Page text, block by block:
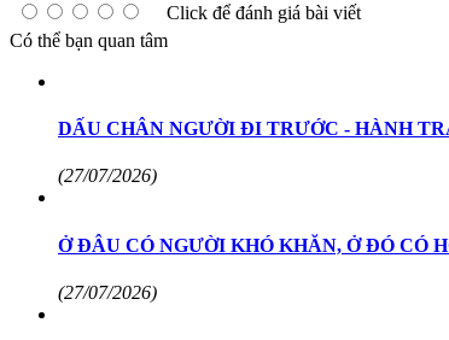
Click để đánh giá bài viết
Có thể bạn quan tâm
DẤU CHÂN NGƯỜI ĐI TRƯỚC - HÀNH
(27/07/2026)
Ở ĐÂU CÓ NGƯỜI KHÓ KHĂN, Ở ĐÓ CÓ
(27/07/2026)